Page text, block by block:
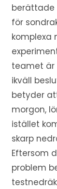
berättade
för
komplexa
teamet är
ikväll
betyder
morgon,
istället
skarp
Eftersom
problem